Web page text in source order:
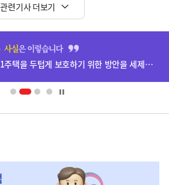
관련기사 더보기
(보도설명) 정부는 거주용 1주택을 두텁게 보호하기 위한 방안을 세제개편안에 담았습니다.